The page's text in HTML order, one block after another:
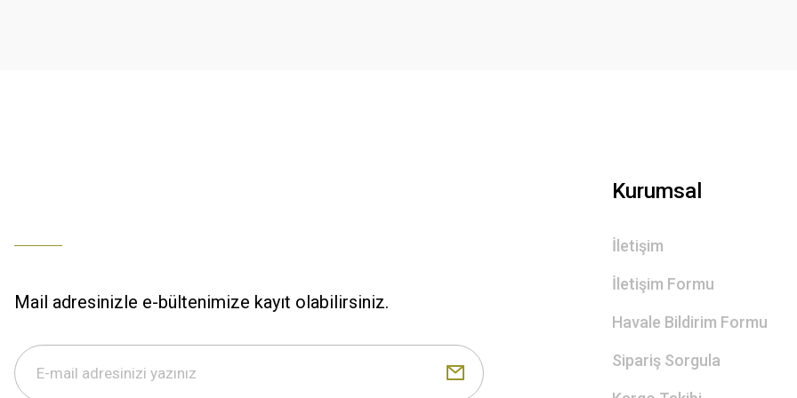
S... M... | 29/12/2025
Mail adresinizle e-bültenimize kayıt olabilirsiniz.
Kurumsal
İletişim
İletişim Formu
Havale Bildirim Formu
Sipariş Sorgula